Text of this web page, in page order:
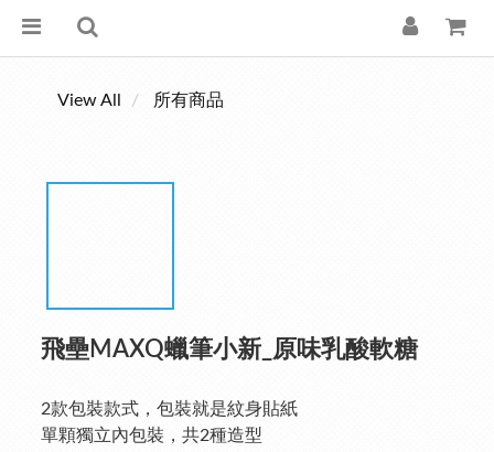
View All 所有商品
飛壘MAXQ蠟筆小新_原味乳酸軟糖
2款包裝款式，包裝就是紋身貼紙
單顆獨立內包裝，共2種造型